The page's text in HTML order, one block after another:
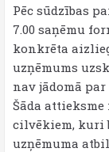
Pēc sūdzības
7.00 saņēmu
konkrēta
uzņēmums
nav jādomā
Šāda
cilvēkiem, kuri
uzņēmuma